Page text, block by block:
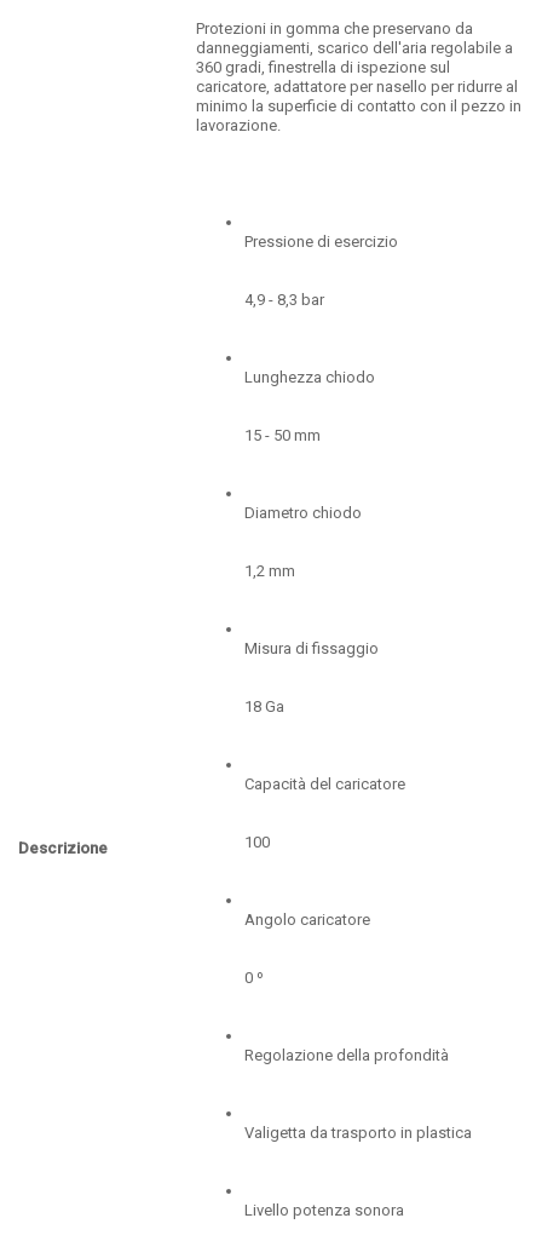
Descrizione
Protezioni in gomma che preservano da
danneggiamenti, scarico dell'aria regolabile a
360 gradi, finestrella di ispezione sul
caricatore, adattatore per nasello per ridurre al
minimo la superficie di contatto con il pezzo in
lavorazione.
Pressione di esercizio
4,9 - 8,3 bar
Lunghezza chiodo
15 - 50 mm
Diametro chiodo
1,2 mm
Misura di fissaggio
18 Ga
Capacità del caricatore
100
Angolo caricatore
0 º
Regolazione della profondità
Valigetta da trasporto in plastica
Livello potenza sonora